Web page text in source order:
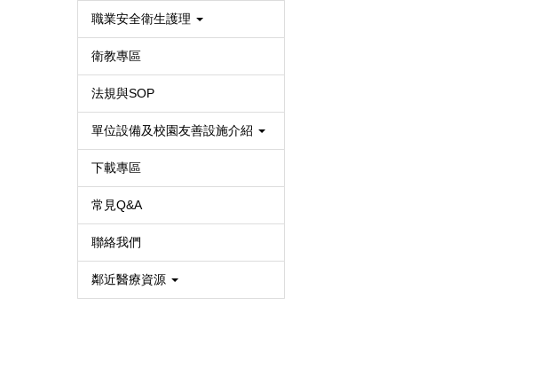
職業安全衛生護理
衛教專區
法規與SOP
單位設備及校園友善設施介紹
下載專區
常見Q&A
聯絡我們
鄰近醫療資源